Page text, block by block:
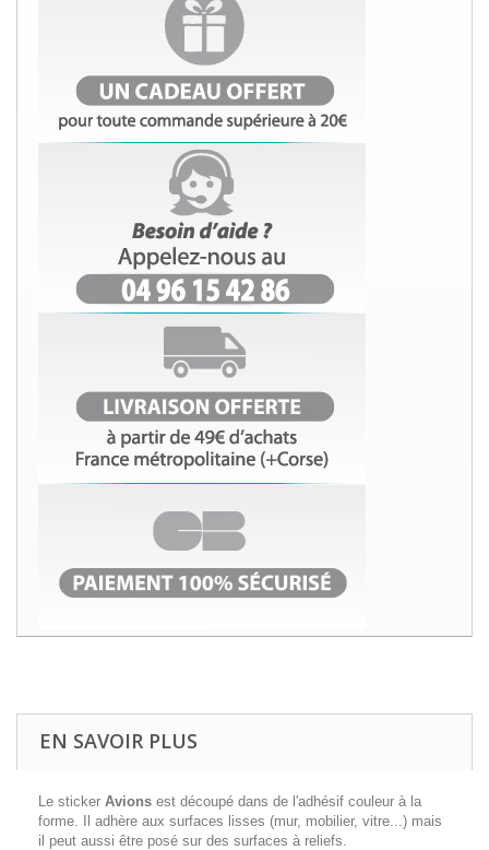
EN SAVOIR PLUS
Le sticker Avions est découpé dans de l'adhésif couleur à la
forme. Il adhère aux surfaces lisses (mur, mobilier, vitre...) mais
il peut aussi être posé sur des surfaces à reliefs.